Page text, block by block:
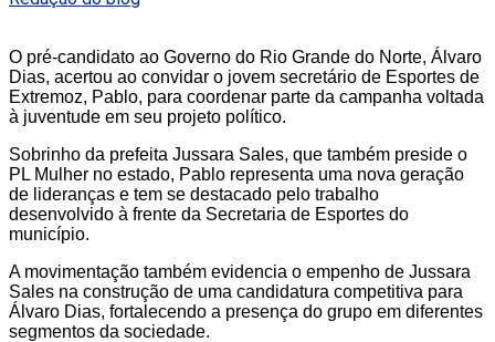
O pré-candidato ao Governo do Rio Grande do Norte, Álvaro
Dias, acertou ao convidar o jovem secretário de Esportes de
Extremoz, Pablo, para coordenar parte da campanha voltada
à juventude em seu projeto político.
Sobrinho da prefeita Jussara Sales, que também preside o
PL Mulher no estado, Pablo representa uma nova geração
de lideranças e tem se destacado pelo trabalho
desenvolvido à frente da Secretaria de Esportes do
município.
A movimentação também evidencia o empenho de Jussara
Sales na construção de uma candidatura competitiva para
Álvaro Dias, fortalecendo a presença do grupo em diferentes
segmentos da sociedade.